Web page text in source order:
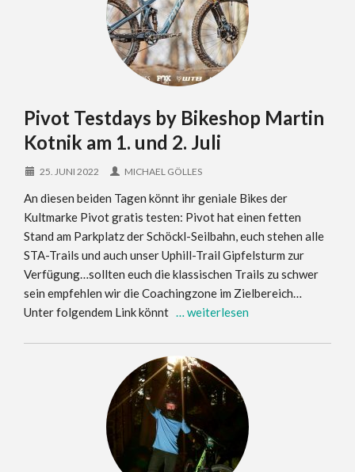
Pivot Testdays by Bikeshop Martin
Kotnik am 1. und 2. Juli
25. JUNI 2022 MICHAEL GÖLLES
An diesen beiden Tagen könnt ihr geniale Bikes der
Kultmarke Pivot gratis testen: Pivot hat einen fetten
Stand am Parkplatz der Schöckl-Seilbahn, euch stehen alle
STA-Trails und auch unser Uphill-Trail Gipfelsturm zur
Verfügung…sollten euch die klassischen Trails zu schwer
sein empfehlen wir die Coachingzone im Zielbereich…
Unter folgendem Link könnt … weiterlesen